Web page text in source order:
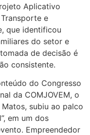
Aplicativo
e
que identificou
do setor e
de decisão é
consistente.
do Congresso
da COMJOVEM, o
subiu ao palco
em um dos
Empreendedor